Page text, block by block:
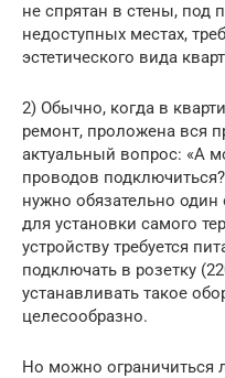
не спрятан в стены, под
недоступных местах,
эстетического вида
2) Обычно, когда в
ремонт, проложена вся
актуальный вопрос: «А
проводов
нужно обязательно один
для установки самого
устройству требуется
подключать в розетку
устанавливать такое
целесообразно.
Но можно ограничиться